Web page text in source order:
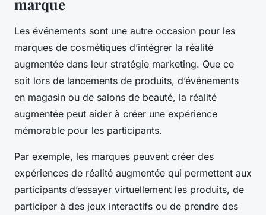
marque
Les événements sont une autre occasion pour les
marques de cosmétiques d’intégrer la réalité
augmentée dans leur stratégie marketing. Que ce
soit lors de lancements de produits, d’événements
en magasin ou de salons de beauté, la réalité
augmentée peut aider à créer une expérience
mémorable pour les participants.
Par exemple, les marques peuvent créer des
expériences de réalité augmentée qui permettent aux
participants d’essayer virtuellement les produits, de
participer à des jeux interactifs ou de prendre des